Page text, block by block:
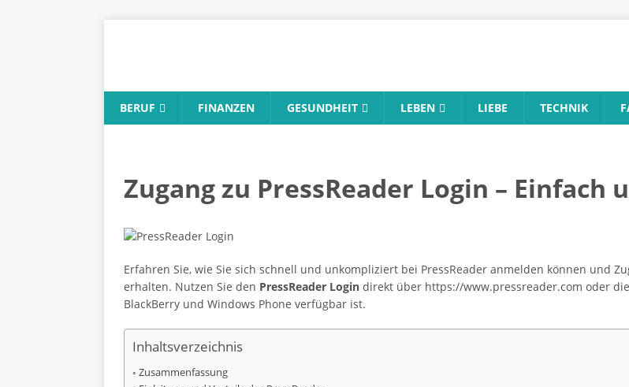
BERUF FINANZEN GESUNDHEIT LEBEN LIEBE TECHNIK
Zugang zu PressReader Login – Einfach
Erfahren Sie, wie Sie sich schnell und unkompliziert bei PressReader anmelden können und
erhalten. Nutzen Sie den PressReader Login direkt über https://www.pressreader.com oder
BlackBerry und Windows Phone verfügbar ist.
Inhaltsverzeichnis
Zusammenfassung